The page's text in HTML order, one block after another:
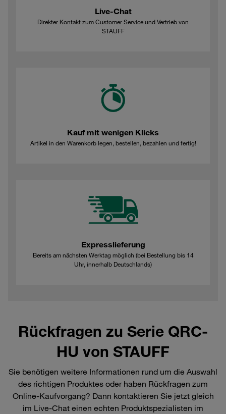
Live-Chat
Direkter Kontakt zum Customer Service und Vertrieb von
STAUFF
Kauf mit wenigen Klicks
Artikel in den Warenkorb legen, bestellen, bezahlen und fertig!
Expresslieferung
Bereits am nächsten Werktag möglich (bei Bestellung bis 14
Uhr, innerhalb Deutschlands)
Rückfragen zu Serie QRC-
HU von STAUFF
Sie benötigen weitere Informationen rund um die Auswahl
des richtigen Produktes oder haben Rückfragen zum
Online-Kaufvorgang? Dann kontaktieren Sie jetzt gleich
im Live-Chat einen echten Produktspezialisten im